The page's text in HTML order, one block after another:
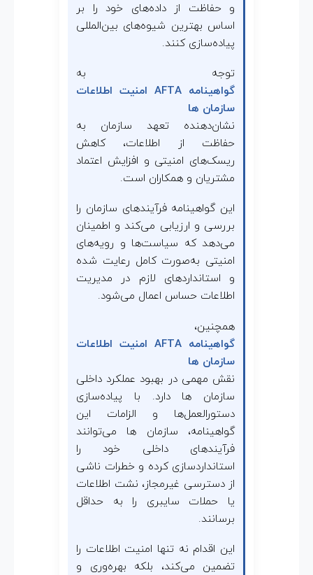
و حفاظت از داده‌های خود را بر
اساس بهترین شیوه‌های بین‌المللی
پیاده‌سازی کنند.
توجه به
گواهینامه AFTA امنیت اطلاعات
سازمان ها
نشان‌دهنده تعهد سازمان به
حفاظت از اطلاعات، کاهش
ریسک‌های امنیتی و افزایش اعتماد
مشتریان و همکاران است.
این گواهینامه فرآیندهای سازمان را
بررسی و ارزیابی می‌کند و اطمینان
می‌دهد که سیاست‌ها و رویه‌های
امنیتی به‌صورت کامل رعایت شده
و استانداردهای لازم در مدیریت
اطلاعات حساس اعمال می‌شود.
همچنین،
گواهینامه AFTA امنیت اطلاعات
سازمان ها
نقش مهمی در بهبود عملکرد داخلی
سازمان ها دارد. با پیاده‌سازی
دستورالعمل‌ها و الزامات این
گواهینامه، سازمان ها می‌توانند
فرآیندهای داخلی خود را
استانداردسازی کرده و خطرات ناشی
از دسترسی غیرمجاز، نشت اطلاعات
یا حملات سایبری را به حداقل
برسانند.
این اقدام نه تنها امنیت اطلاعات را
تضمین می‌کند، بلکه بهره‌وری و